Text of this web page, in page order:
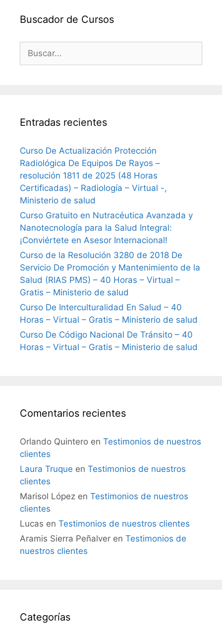
Buscador de Cursos
Buscar:
Entradas recientes
Curso De Actualización Protección
Radiológica De Equipos De Rayos –
resolución 1811 de 2025 (48 Horas
Certificadas) – Radiología – Virtual -,
Ministerio de salud
Curso Gratuito en Nutracéutica Avanzada y
Nanotecnología para la Salud Integral:
¡Conviértete en Asesor Internacional!
Curso de la Resolución 3280 de 2018 De
Servicio De Promoción y Mantenimiento de la
Salud (RIAS PMS) – 40 Horas – Virtual –
Gratis – Ministerio de salud
Curso De Interculturalidad En Salud – 40
Horas – Virtual – Gratis – Ministerio de salud
Curso De Código Nacional De Tránsito – 40
Horas – Virtual – Gratis – Ministerio de salud
Comentarios recientes
Orlando Quintero en Testimonios de nuestros
clientes
Laura Truque en Testimonios de nuestros
clientes
Marisol López en Testimonios de nuestros
clientes
Lucas en Testimonios de nuestros clientes
Aramis Sierra Peñalver en Testimonios de
nuestros clientes
Categorías